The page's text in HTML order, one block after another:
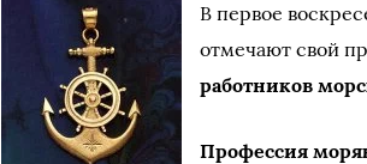
В первое
отмечают свой
работников
Профессия